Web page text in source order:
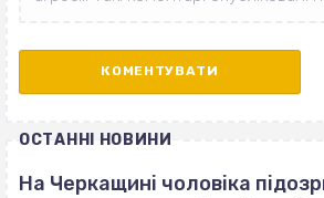
ОСТАННІ НОВИНИ
На Черкащині чоловіка